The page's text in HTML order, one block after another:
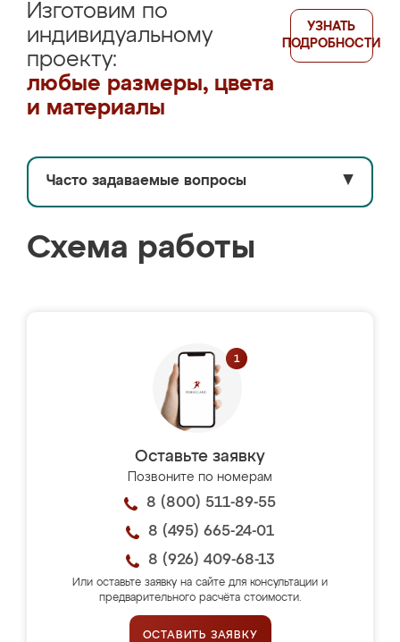
Изготовим по
индивидуальному
проекту:
любые размеры, цвета
и материалы
УЗНАТЬ
ПОДРОБНОСТИ
Часто задаваемые вопросы ▼
Схема работы
Оставьте заявку
Позвоните по номерам
8 (800) 511-89-55
8 (495) 665-24-01
8 (926) 409-68-13
Или оставьте заявку на сайте для консультации и
предварительного расчёта стоимости.
ОСТАВИТЬ ЗАЯВКУ